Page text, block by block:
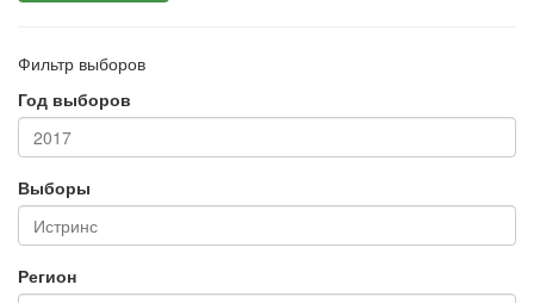
Фильтр выборов
Год выборов
Выборы
Регион